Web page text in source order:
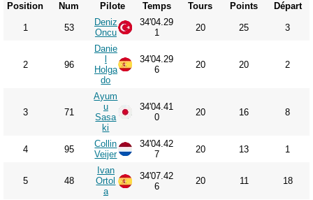
Position Num Pilote Temps Tours Points Départ
1 53
Deniz
Oncu
34'04.29
1
20 25 3
2 96
Danie
Holga
do
34'04.29
6
20 20 2
3 71
Ayum
u
Sasa
ki
34'04.41
0
20 16 8
4 95
Collin
Veijer
34'04.42
7
20 13 1
5 48
Ivan
Ortol
a
34'07.42
6
20 11 18